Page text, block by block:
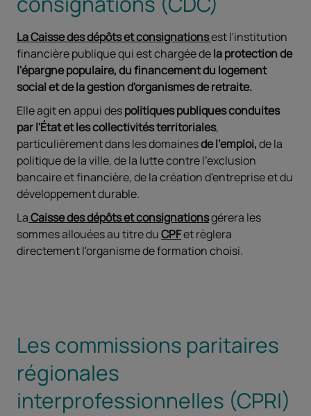
La Caisse des dépôts et consignationsest l'institution
financière publique qui est chargée dela protection de
l'épargne populaire, du financement du logement
social et de la gestion d'organismes de retraite.
Elle agit en appui despolitiques publiques conduites
par l'État et les collectivités territoriales,
particulièrement dans les domainesde l'emploi,de la
politique de la ville, de la lutte contre l'exclusion
bancaire et financière, de la création d'entreprise et du
développement durable.
LaCaisse des dépôts et consignationsgérera les
sommes allouées au titre duCPFet règlera
directement l'organisme de formation choisi.
Les commissions paritaires
régionales
interprofessionnelles (CPRI)